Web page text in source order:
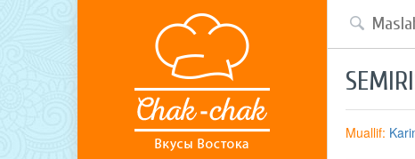
Muallif: